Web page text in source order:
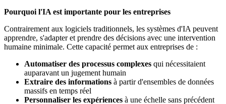
Pourquoi l'IA est importante pour les entreprises
Contrairement aux logiciels traditionnels, les systèmes d'IA peuvent
apprendre, s'adapter et prendre des décisions avec une intervention
humaine minimale. Cette capacité permet aux entreprises de :
Automatiser des processus complexes qui nécessitaient
auparavant un jugement humain
Extraire des informations à partir d'ensembles de données
massifs en temps réel
Personnaliser les expériences à une échelle sans précédent